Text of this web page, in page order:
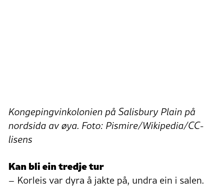
Kongepingvinkolonien på Salisbury Plain på
nordsida av øya. Foto: Pismire/Wikipedia/CC-
lisens
Kan bli ein tredje tur
– Korleis var dyra å jakte på, undra ein i salen.